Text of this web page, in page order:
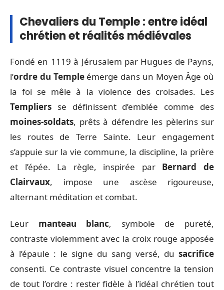
Chevaliers du Temple : entre idéal
chrétien et réalités médiévales
Fondé en 1119 à Jérusalem par Hugues de Payns,
l’ordre du Templeémerge dans un Moyen Âge où
la foi se mêle à la violence des croisades. Les
Templiers se définissent d’emblée comme des
moines-soldats, prêts à défendre les pèlerins sur
les routes de Terre Sainte. Leur engagement
s’appuie sur la vie commune, la discipline, la prière
et l’épée. La règle, inspirée par Bernard de
Clairvaux, impose une ascèse rigoureuse,
alternant méditation et combat.
Leur manteau blanc, symbole de pureté,
contraste violemment avec la croix rouge apposée
à l’épaule : le signe du sang versé, du sacrifice
consenti. Ce contraste visuel concentre la tension
de tout l’ordre : rester fidèle à l’idéal chrétien tout